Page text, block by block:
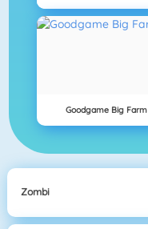
Goodgame Big Farm
Zombi